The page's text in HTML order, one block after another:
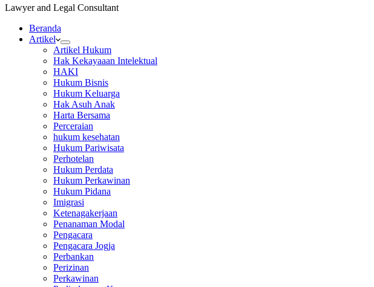
Lawyer and Legal Consultant
Beranda
Artikel
Artikel Hukum
Hak Kekayaaan Intelektual
HAKI
Hukum Bisnis
Hukum Keluarga
Hak Asuh Anak
Harta Bersama
Perceraian
hukum kesehatan
Hukum Pariwisata
Perhotelan
Hukum Perdata
Hukum Perkawinan
Hukum Pidana
Imigrasi
Ketenagakerjaan
Penanaman Modal
Pengacara
Pengacara Jogja
Perbankan
Perizinan
Perkawinan